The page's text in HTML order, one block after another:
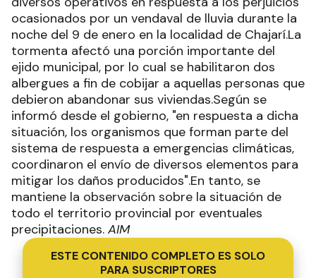
ocasionados por un vendaval de lluvia durante la
noche del 9 de enero en la localidad de Chajarí.La
tormenta afectó una porción importante del
ejido municipal, por lo cual se habilitaron dos
albergues a fin de cobijar a aquellas personas que
debieron abandonar sus viviendas.Según se
informó desde el gobierno, "en respuesta a dicha
situación, los organismos que forman parte del
sistema de respuesta a emergencias climáticas,
coordinaron el envío de diversos elementos para
mitigar los daños producidos".En tanto, se
mantiene la observación sobre la situación de
todo el territorio provincial por eventuales
precipitaciones. AIM
ESTE CONTENIDO COMPLETO ES SOLO
PARA SUSCRIPTORES